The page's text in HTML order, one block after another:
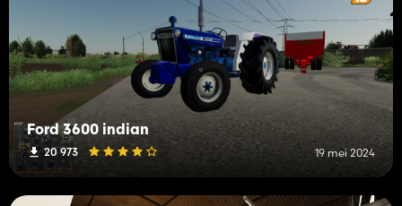
Ford 3600 indian
20 973 19 mei 2024